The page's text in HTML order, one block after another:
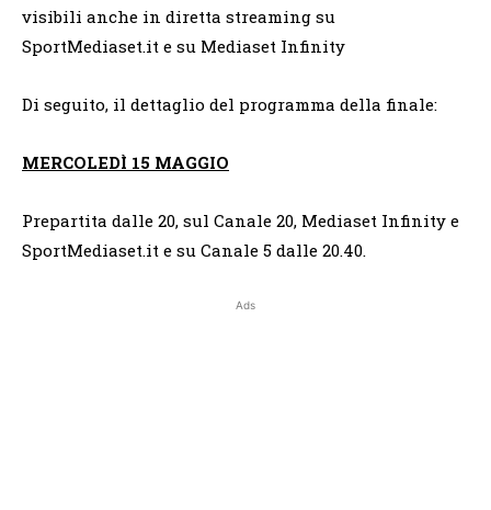
visibili anche in diretta streaming su
SportMediaset.it e su Mediaset Infinity
Di seguito, il dettaglio del programma della finale:
MERCOLEDÌ 15 MAGGIO
Prepartita dalle 20, sul Canale 20, Mediaset Infinity e
SportMediaset.it e su Canale 5 dalle 20.40.
Ads